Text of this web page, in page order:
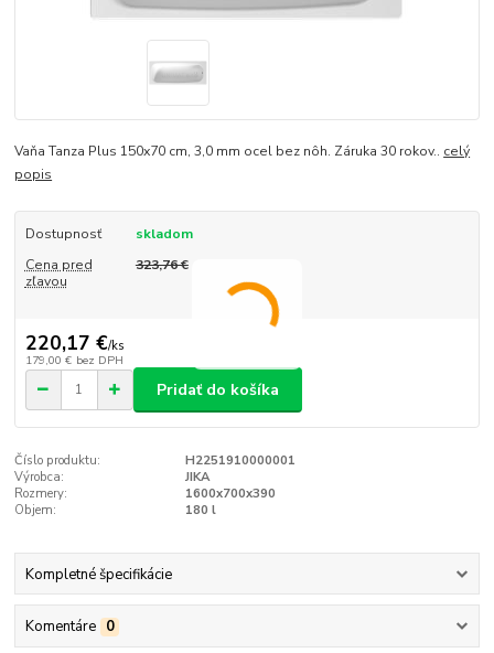
Vaňa Tanza Plus 150x70 cm, 3,0 mm ocel bez nôh. Záruka 30 rokov.. celý
popis
Dostupnosť
skladom
Cena pred
zľavou
323,76 €
220,17 €/ks
179,00 € bez DPH
Pridať do košíka
Číslo produktu:
H2251910000001
Výrobca:
JIKA
Rozmery:
1600x700x390
Objem:
180 l
Kompletné špecifikácie
Komentáre 0